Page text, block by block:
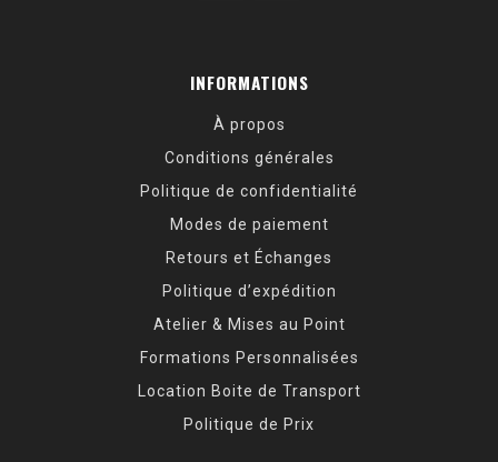
INFORMATIONS
À propos
Conditions générales
Politique de confidentialité
Modes de paiement
Retours et Échanges
Politique d’expédition
Atelier & Mises au Point
Formations Personnalisées
Location Boite de Transport
Politique de Prix